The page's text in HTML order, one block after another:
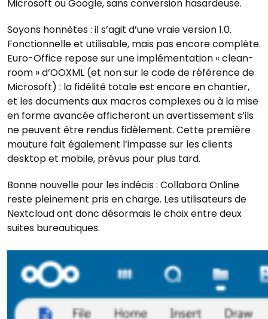
Microsoft ou Google, sans conversion hasardeuse.
Soyons honnêtes : il s’agit d’une vraie version 1.0.
Fonctionnelle et utilisable, mais pas encore complète.
Euro-Office repose sur une implémentation « clean-
room » d’OOXML (et non sur le code de référence de
Microsoft) : la fidélité totale est encore en chantier,
et les documents aux macros complexes ou à la mise
en forme avancée afficheront un avertissement s’ils
ne peuvent être rendus fidèlement. Cette première
mouture fait également l’impasse sur les clients
desktop et mobile, prévus pour plus tard.
Bonne nouvelle pour les indécis : Collabora Online
reste pleinement pris en charge. Les utilisateurs de
Nextcloud ont donc désormais le choix entre deux
suites bureautiques.